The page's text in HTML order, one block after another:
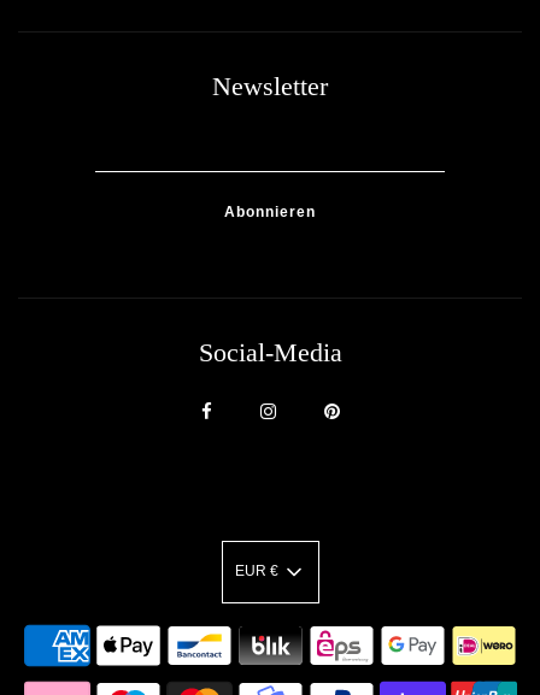
Newsletter
Social-Media
EUR €